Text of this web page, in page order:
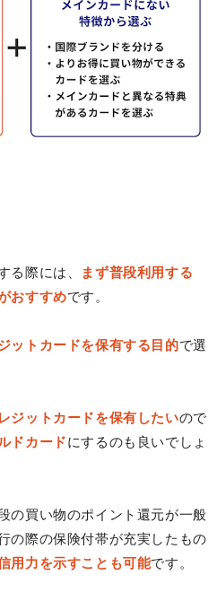
る際には、
まず普段利用する
おすすめです。
ットカードを保有する目的で選
ジットカードを保有したいので
ドカードにするのも良いでしょ
の買い物のポイント還元が一般
の際の保険付帯が充実したもの
用力を示すことも可能です。